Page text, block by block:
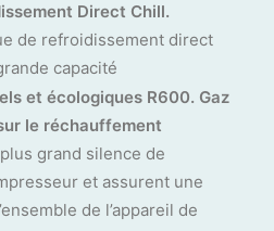
Direct Chill.
de refroidissement direct
capacité
et écologiques R600. Gaz
le réchauffement
grand silence de
et assurent une
de l’appareil de